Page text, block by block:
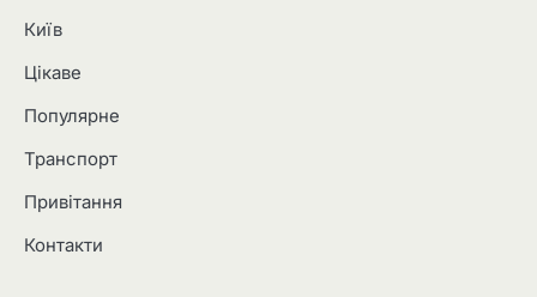
Київ
Цікаве
Популярне
Транспорт
Привітання
Контакти